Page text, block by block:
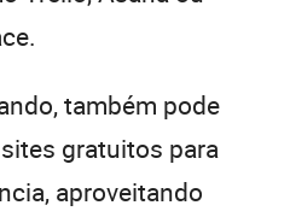
também pode
gratuitos para
aproveitando